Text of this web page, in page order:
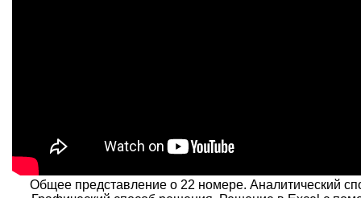
Общее представление о 22 номере. Аналитический